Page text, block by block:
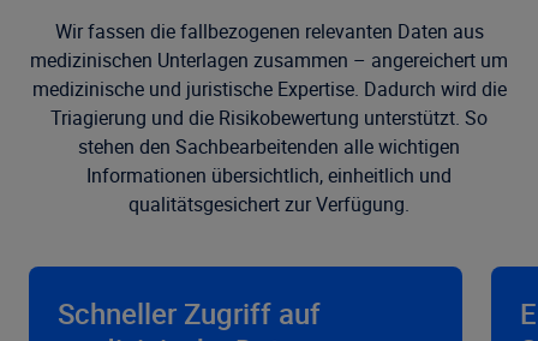
Wir fassen die fallbezogenen relevanten Daten aus
medizinischen Unterlagen zusammen – angereichert um
medizinische und juristische Expertise. Dadurch wird die
Triagierung und die Risikobewertung unterstützt. So
stehen den Sachbearbeitenden alle wichtigen
Informationen übersichtlich, einheitlich und
qualitätsgesichert zur Verfügung.
Schneller Zugriff auf